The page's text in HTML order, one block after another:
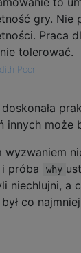
gry. Nie
Praca
tolerować.
Poor
innych może
wyzwaniem
próba
why
niechlujni, a
co